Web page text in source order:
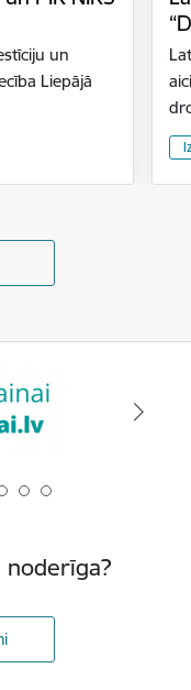
un
Liepājā